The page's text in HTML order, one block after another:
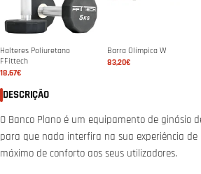
Halteres Poliuretano
FFittech
18,67€
Barra Olímpica W
83,20€
DESCRIÇÃO
O Banco Plano é um equipamento de ginásio
para que nada interfira na sua experiência de
máximo de conforto aos seus utilizadores.